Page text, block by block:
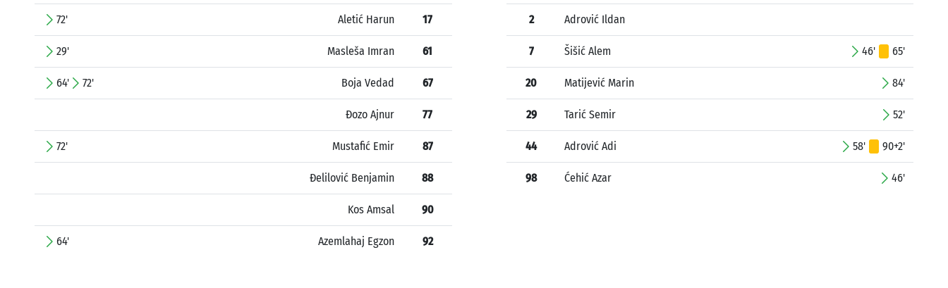
72' Aletić Harun 17
29' Masleša Imran 61
64' 72' Boja Vedad 67
Đozo Ajnur 77
72' Mustafić Emir 87
Đelilović Benjamin 88
Kos Amsal 90
64' Azemlahaj Egzon 92
2 Adrović Ildan
7 Šišić Alem 46' 65'
20 Matijević Marin 84'
29 Tarić Semir 52'
44 Adrović Adi 58' 90+2'
98 Ćehić Azar 46'